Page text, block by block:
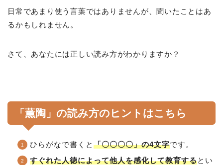
日常であまり使う言葉ではありませんが、聞いたことはあ
るかもしれません。
さて、あなたには正しい読み方がわかりますか？
「薫陶」の読み方のヒントはこちら
ひらがなで書くと 「〇〇〇〇」の4文字です。
すぐれた人徳によって他人を感化して教育するとい